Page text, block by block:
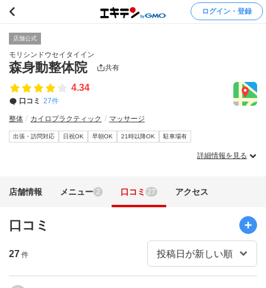
ログイン・登録
店舗公式
モリシンドウセイタイイン
森身動整体院 共有
4.34
口コミ 27件
整体 カイロプラクティック マッサージ
出張・訪問対応 日祝OK 早朝OK 21時以降OK 駐車場有
詳細情報を見る
店舗情報 メニュー 2 口コミ 27 アクセス
口コミ
27 件